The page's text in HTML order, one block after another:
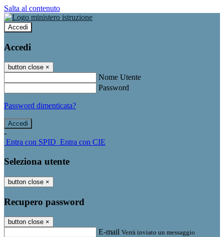
Salta al contenuto
Accedi
Accedi
button close ×
Nome Utente
Password
Password dimenticata?
-
Entra con SPID Entra con CIE
Seleziona utente
button close ×
Recupero password
button close ×
E-mail Verrà inviato un messaggio